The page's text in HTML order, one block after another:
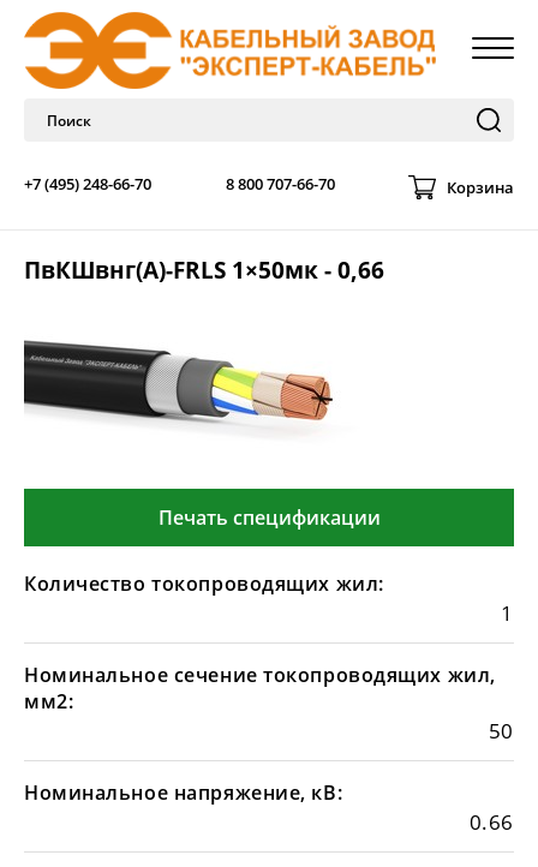
+7 (495) 248-66-70 8 800 707-66-70 Корзина
ПвКШвнг(А)-FRLS 1×50мк - 0,66
Печать спецификации
Количество токопроводящих жил:
1
Номинальное сечение токопроводящих жил,
мм2:
50
Номинальное напряжение, кВ:
0.66